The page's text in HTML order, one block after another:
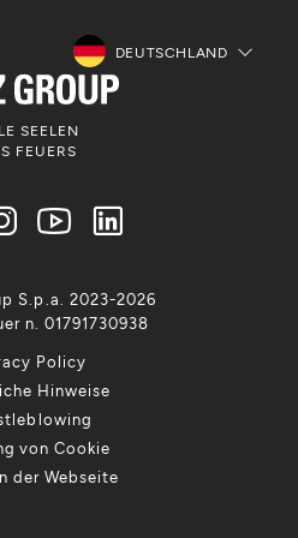
DEUTSCHLAND
SEELEN
FEUERS
Policy
Hinweise
von Cookie
der Webseite
S.p.a. 2023-2026
n. 01791730938